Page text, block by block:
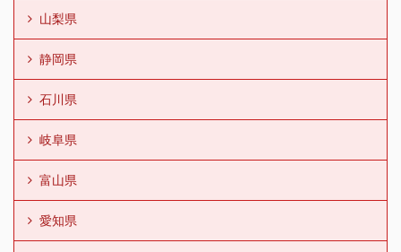
山梨県
静岡県
石川県
岐阜県
富山県
愛知県